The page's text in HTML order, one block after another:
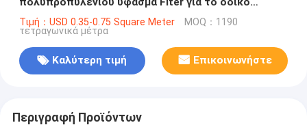
ανάχωμα
Τιμή：USD 0.35-0.75 Square Meter MOQ：1190
τετραγωνικά μέτρα
Καλύτερη τιμή Επικοινωνήστε
Περιγραφή Προϊόντων